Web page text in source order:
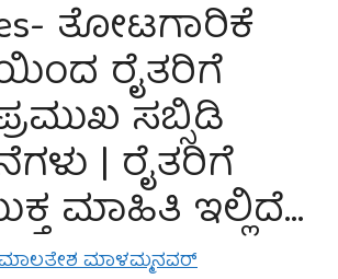
ತೋಟಗಾರಿಕೆ
ರೈತರಿಗೆ
ಸಬ್ಸಿಡಿ
| ರೈತರಿಗೆ
ಮಾಹಿತಿ ಇಲ್ಲಿದೆ…
ಮಾಳಮ್ಮನವರ್